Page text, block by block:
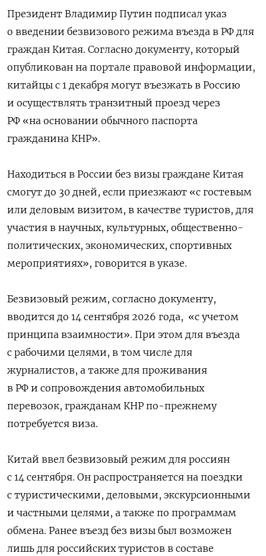
Президент Владимир Путин подписал указ
о введении безвизового режима въезда в РФ для
граждан Китая. Согласно документу, который
опубликован на портале правовой информации,
китайцы с 1 декабря могут въезжать в Россию
и осуществлять транзитный проезд через
РФ «на основании обычного паспорта
гражданина КНР».
Находиться в России без визы граждане Китая
смогут до 30 дней, если приезжают «с гостевым
или деловым визитом, в качестве туристов, для
участия в научных, культурных, общественно-
политических, экономических, спортивных
мероприятиях», говорится в указе.
Безвизовый режим, согласно документу,
вводится до 14 сентября 2026 года, «с учетом
принципа взаимности». При этом для въезда
с рабочими целями, в том числе для
журналистов, а также для проживания
в РФ и сопровождения автомобильных
перевозок, гражданам КНР по-прежнему
потребуется виза.
Китай ввел безвизовый режим для россиян
с 14 сентября. Он распространяется на поездки
с туристическими, деловыми, экскурсионными
и частными целями, а также по программам
обмена. Ранее въезд без визы был возможен
лишь для российских туристов в составе